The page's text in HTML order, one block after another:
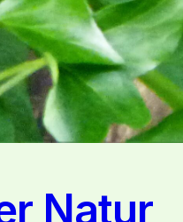
Natur